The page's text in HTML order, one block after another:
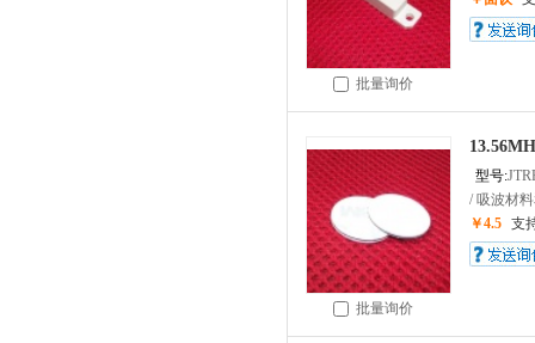
批量询价
批量询价
型号:
/ 吸波材
￥4.5 支